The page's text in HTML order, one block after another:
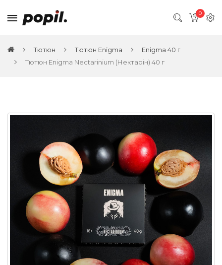
0
Тютюн Тютюн Enigma
Enigma 40 г
Тютюн Enigma Nectarinium (Нектарін) 40 г